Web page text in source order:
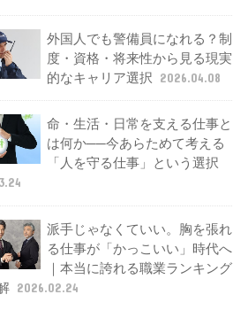
外国人でも警備員になれる？制
度・資格・将来性から見る現実
的なキャリア選択
2026.04.08
命・生活・日常を支える仕事と
は何か──今あらためて考える
「人を守る仕事」という選択
派手じゃなくていい。胸を張れ
る仕事が「かっこいい」時代へ
｜本当に誇れる職業ランキング
2026.02.24